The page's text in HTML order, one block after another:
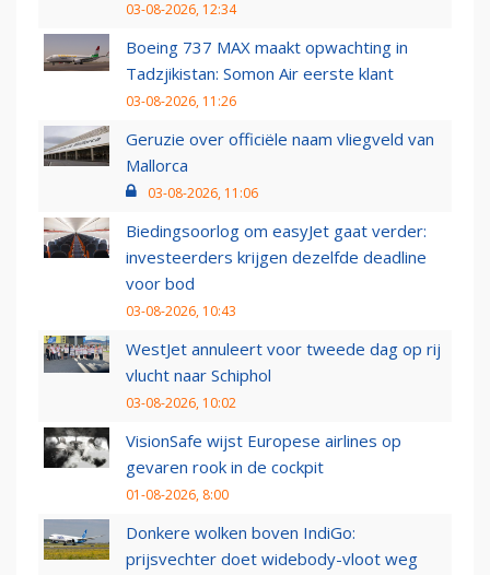
03-08-2026, 12:34
Boeing 737 MAX maakt opwachting in
Tadzjikistan: Somon Air eerste klant
03-08-2026, 11:26
Geruzie over officiële naam vliegveld van
Mallorca
03-08-2026, 11:06
Biedingsoorlog om easyJet gaat verder:
investeerders krijgen dezelfde deadline
voor bod
03-08-2026, 10:43
WestJet annuleert voor tweede dag op rij
vlucht naar Schiphol
03-08-2026, 10:02
VisionSafe wijst Europese airlines op
gevaren rook in de cockpit
01-08-2026, 8:00
Donkere wolken boven IndiGo:
prijsvechter doet widebody-vloot weg